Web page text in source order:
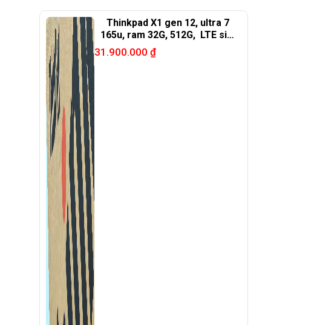
Thinkpad X1 gen 12, ultra 7
165u, ram 32G, 512G, LTE sim
4G, 14in FHD+
31.900.000 ₫